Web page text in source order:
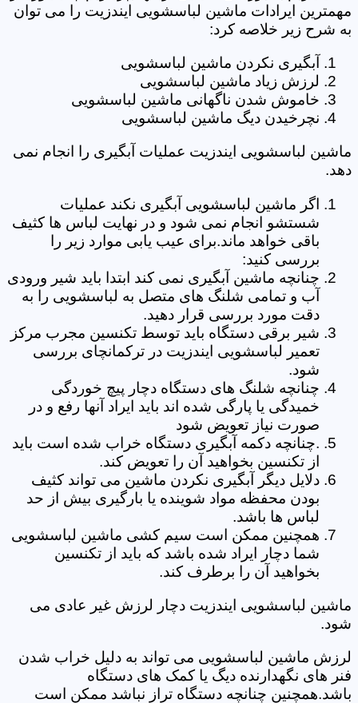
مهمترین ایرادات ماشین لباسشویی ایندزیت را می توان
به شرح زیر خلاصه کرد:
آبگیری نکردن ماشین لباسشویی
لرزش زیاد ماشین لباسشویی
خاموش شدن ناگهانی ماشین لباسشویی
نچرخیدن دیگ ماشین لباسشویی
ماشین لباسشویی ایندزیت عملیات آبگیری را انجام نمی
دهد.
اگر ماشین لباسشویی آبگیری نکند عملیات
شستشو انجام نمی شود و در نهایت لباس ها کثیف
باقی خواهد ماند.برای عیب یابی موارد زیر را
بررسی کنید:
چنانچه ماشین آبگیری نمی کند ابتدا باید شیر ورودی
آب و تمامی شلنگ های متصل به لباسشویی را به
دقت مورد بررسی قرار دهید.
شیر برقی دستگاه باید توسط تکنسین مجرب مرکز
تعمیر لباسشویی ایندزیت در ترکمانچای بررسی
شود.
چنانچه شلنگ های دستگاه دچار پیچ خوردگی
خمیدگی یا پارگی شده اند باید ایراد آنها رفع و در
صورت نیاز تعویض شود
.چنانچه دکمه آبگیری دستگاه خراب شده است باید
از تکنسین بخواهید آن را تعویض کند.
دلایل دیگر آبگیری نکردن ماشین می تواند کثیف
بودن محفظه مواد شوینده یا بارگیری بیش از حد
لباس ها باشد.
همچنین ممکن است سیم کشی ماشین لباسشویی
شما دچار ایراد شده باشد که باید از تکنسین
بخواهید آن را برطرف کند.
ماشین لباسشویی ایندزیت دچار لرزش غیر عادی می
شود.
لرزش ماشین لباسشویی می تواند به دلیل خراب شدن
فنر های نگهدارنده دیگ یا کمک های دستگاه
باشد.همچنین چنانچه دستگاه تراز نباشد ممکن است